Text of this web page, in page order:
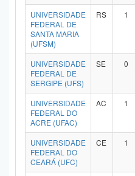
UNIVERSIDADE
FEDERAL DE
SANTA MARIA
(UFSM)
RS 1
UNIVERSIDADE
FEDERAL DE
SERGIPE (UFS)
SE 0
UNIVERSIDADE
FEDERAL DO
ACRE (UFAC)
AC 1
UNIVERSIDADE
FEDERAL DO
CEARÁ (UFC)
CE 1